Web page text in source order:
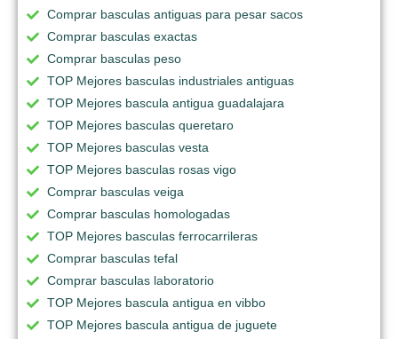
Comprar basculas antiguas para pesar sacos
Comprar basculas exactas
Comprar basculas peso
TOP Mejores basculas industriales antiguas
TOP Mejores bascula antigua guadalajara
TOP Mejores basculas queretaro
TOP Mejores basculas vesta
TOP Mejores basculas rosas vigo
Comprar basculas veiga
Comprar basculas homologadas
TOP Mejores basculas ferrocarrileras
Comprar basculas tefal
Comprar basculas laboratorio
TOP Mejores bascula antigua en vibbo
TOP Mejores bascula antigua de juguete